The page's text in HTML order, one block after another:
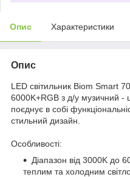
Опис Характеристики
Опис
LED світильник Biom Smart
6000K+RGB з д/у музичний -
поєднує в собі
стильний дизайн.
Особливості:
Діапазон від 3000K до
теплим та холодним